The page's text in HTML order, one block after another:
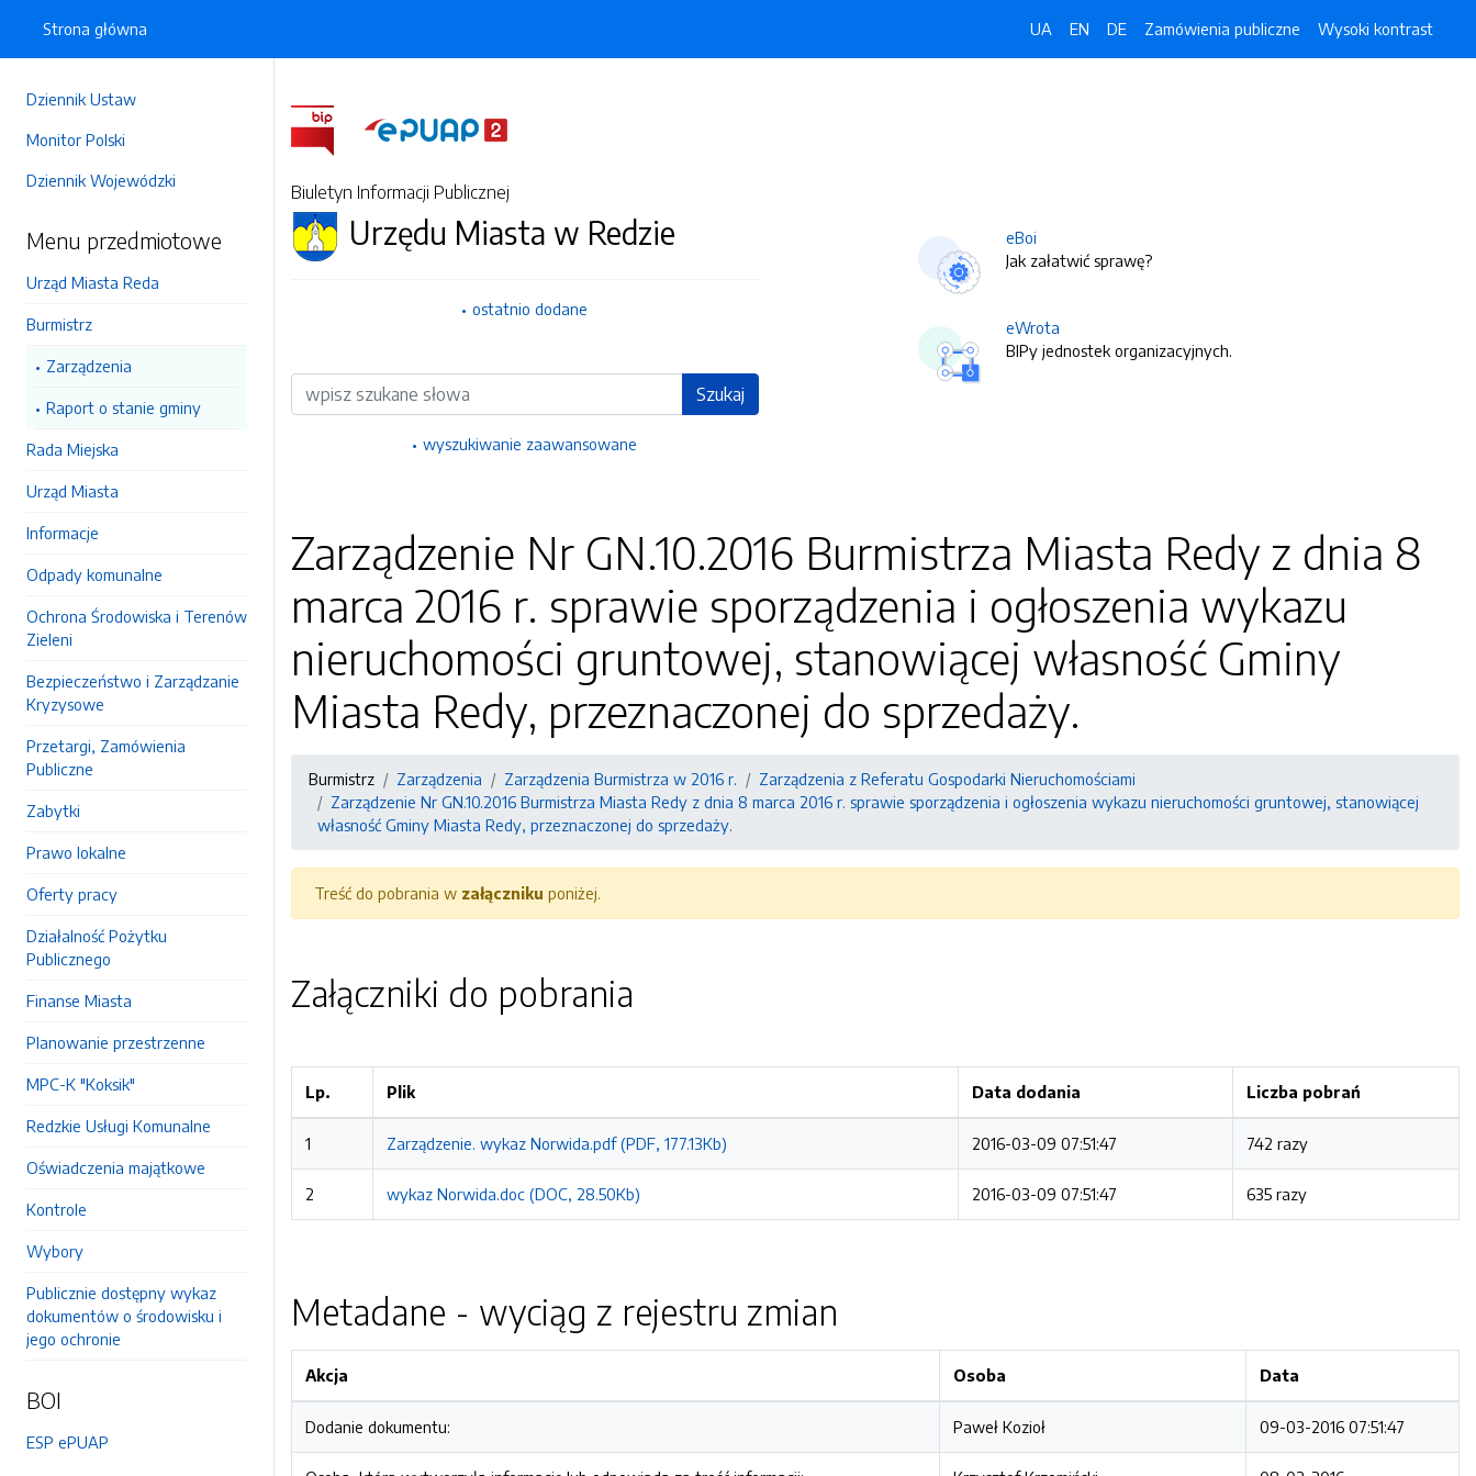
Dziennik Ustaw
Monitor Polski
Dziennik Wojewódzki
Menu przedmiotowe
Urząd Miasta Reda
Burmistrz
Zarządzenia
Raport o stanie gminy
Rada Miejska
Urząd Miasta
Informacje
Odpady komunalne
Ochrona Środowiska i Terenów
Zieleni
Bezpieczeństwo i Zarządzanie
Kryzysowe
Przetargi, Zamówienia
Publiczne
Zabytki
Prawo lokalne
Oferty pracy
Działalność Pożytku
Publicznego
Finanse Miasta
Planowanie przestrzenne
MPC-K "Koksik"
Redzkie Usługi Komunalne
Oświadczenia majątkowe
Kontrole
Wybory
Publicznie dostępny wykaz
dokumentów o środowisku i
jego ochronie
BOI
ESP ePUAP
Strona główna UA EN DE Zamówienia publiczne Wysoki kontrast
Biuletyn Informacji Publicznej
Urzędu Miasta w Redzie
ostatnio dodane
Wyszukiwarka Szukaj
wyszukiwanie zaawansowane
eBoi
Jak załatwić sprawę?
eWrota
BIPy jednostek organizacyjnych.
Zarządzenie Nr GN.10.2016 Burmistrza Miasta Redy z dnia 8
marca 2016 r. sprawie sporządzenia i ogłoszenia wykazu
nieruchomości gruntowej, stanowiącej własność Gminy
Miasta Redy, przeznaczonej do sprzedaży.
Burmistrz Zarządzenia Zarządzenia Burmistrza w 2016 r.
Zarządzenia z Referatu Gospodarki Nieruchomościami
Zarządzenie Nr GN.10.2016 Burmistrza Miasta Redy z dnia 8 marca 2016 r. sprawie sporządzenia i ogłoszenia wykazu nieruchomości gruntowej, stanowiącej
własność Gminy Miasta Redy, przeznaczonej do sprzedaży.
Treść do pobrania w załączniku poniżej.
Załączniki do pobrania
Lp. Plik Data dodania Liczba pobrań
1 Zarządzenie. wykaz Norwida.pdf (PDF, 177.13Kb) 2016-03-09 07:51:47 742 razy
2 wykaz Norwida.doc (DOC, 28.50Kb) 2016-03-09 07:51:47 635 razy
Metadane - wyciąg z rejestru zmian
Akcja Osoba Data
Dodanie dokumentu: Paweł Kozioł 09-03-2016 07:51:47